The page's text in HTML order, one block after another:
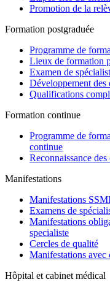
Promotion de la
Formation postgraduée
Programme de
Lieux de formation
Examen de
Développement des
Qualifications
Formation continue
Programme de
continue
Reconnaissance
Manifestations
Manifestations
Examens de
Manifestations
specialiste
Cercles de qualité
Manifestations
Hôpital et cabinet médical